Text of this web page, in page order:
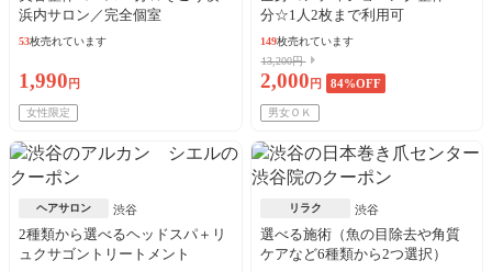
浜内サロン／完全個室
53枚売れています
1,990 円
女性限定
分☆1人2枚まで利用可
149枚売れています
13,200円
2,000 円 84%OFF
男女ＯＫ
ヘアサロン 渋谷
2種類から選べるヘッドスパ＋リ
ュクサゴントリートメント
リラク 渋谷
選べる施術（魚の目除去や角質
ケアなど6種類から2つ選択）